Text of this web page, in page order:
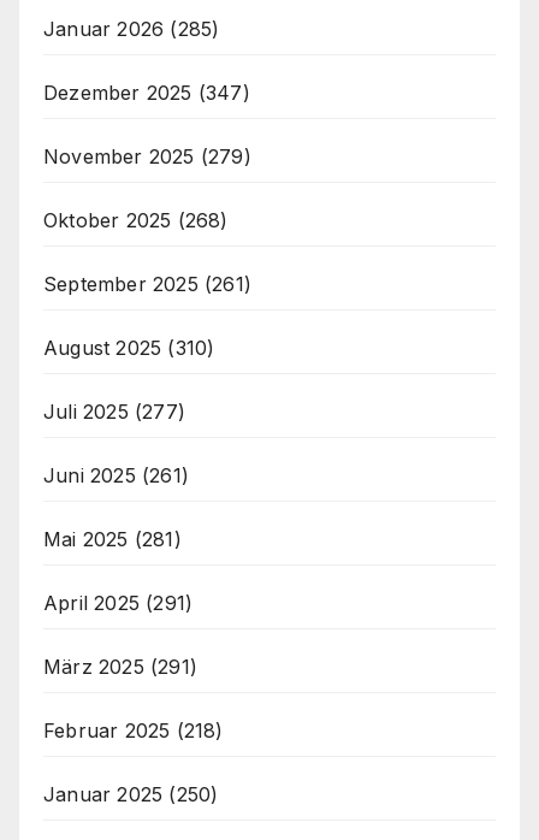
Januar 2026 (285)
Dezember 2025 (347)
November 2025 (279)
Oktober 2025 (268)
September 2025 (261)
August 2025 (310)
Juli 2025 (277)
Juni 2025 (261)
Mai 2025 (281)
April 2025 (291)
März 2025 (291)
Februar 2025 (218)
Januar 2025 (250)